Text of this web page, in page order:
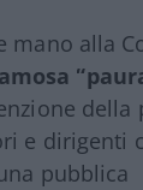
mano alla
della
e dirigenti
pubblica